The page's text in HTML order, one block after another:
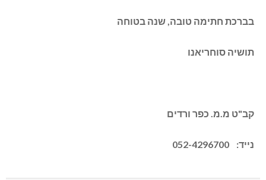
בברכת חתימה טובה, שנה בטוחה
תושיה סוחריאנו
קב"ט מ.מ. כפר ורדים
נייד: 052-4296700